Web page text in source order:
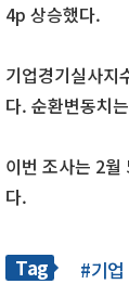
4p 상승했다.
기업경기실사
다. 순환변동치
이번 조사는 2
다.
Tag #기